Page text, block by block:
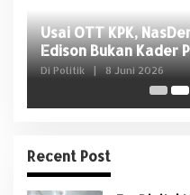
Usai OTT KPK,
Edison Bukan Kader
Di Politik 8 Juni 2026
Recent Post